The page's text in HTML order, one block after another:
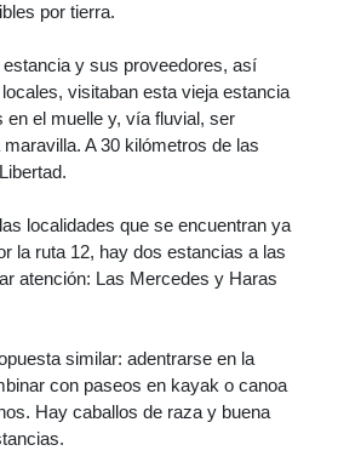
por tierra.
y sus proveedores, así
visitaban esta vieja estancia
en el muelle y, vía fluvial, ser
A 30 kilómetros de las
localidades que se encuentran ya
la ruta 12, hay dos estancias a las
atención: Las Mercedes y Haras
similar: adentrarse en la
con paseos en kayak o canoa
Hay caballos de raza y buena